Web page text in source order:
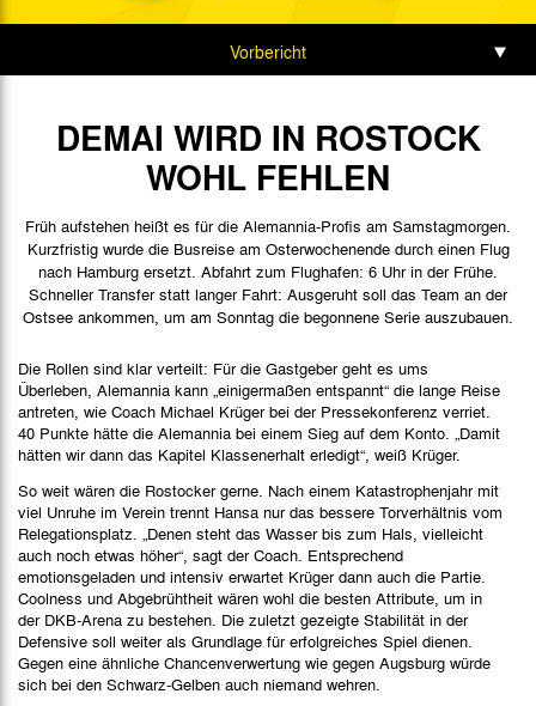
Vorbericht
Spielbericht
Stimmen
Bilder
DEMAI WIRD IN ROSTOCK
WOHL FEHLEN
Früh aufstehen heißt es für die Alemannia-Profis am Samstagmorgen.
Kurzfristig wurde die Busreise am Osterwochenende durch einen Flug
nach Hamburg ersetzt. Abfahrt zum Flughafen: 6 Uhr in der Frühe.
Schneller Transfer statt langer Fahrt: Ausgeruht soll das Team an der
Ostsee ankommen, um am Sonntag die begonnene Serie auszubauen.
Die Rollen sind klar verteilt: Für die Gastgeber geht es ums
Überleben, Alemannia kann „einigermaßen entspannt“ die lange Reise
antreten, wie Coach Michael Krüger bei der Pressekonferenz verriet.
40 Punkte hätte die Alemannia bei einem Sieg auf dem Konto. „Damit
hätten wir dann das Kapitel Klassenerhalt erledigt“, weiß Krüger.
So weit wären die Rostocker gerne. Nach einem Katastrophenjahr mit
viel Unruhe im Verein trennt Hansa nur das bessere Torverhältnis vom
Relegationsplatz. „Denen steht das Wasser bis zum Hals, vielleicht
auch noch etwas höher“, sagt der Coach. Entsprechend
emotionsgeladen und intensiv erwartet Krüger dann auch die Partie.
Coolness und Abgebrühtheit wären wohl die besten Attribute, um in
der DKB-Arena zu bestehen. Die zuletzt gezeigte Stabilität in der
Defensive soll weiter als Grundlage für erfolgreiches Spiel dienen.
Gegen eine ähnliche Chancenverwertung wie gegen Augsburg würde
sich bei den Schwarz-Gelben auch niemand wehren.